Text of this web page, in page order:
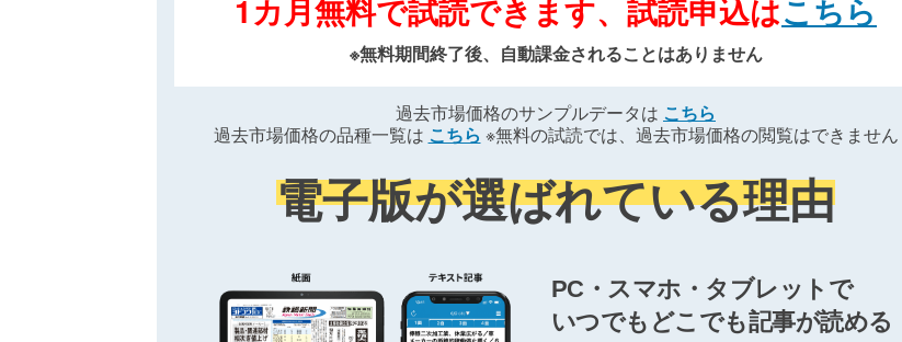
1カ月無料で試読できます、試読申込はこちら
※無料期間終了後、自動課金されることはありません
過去市場価格のサンプルデータは こちら
過去市場価格の品種一覧は こちら ※無料の試読では、過去市場価格の閲覧はできません
電子版が選ばれている理由
PC・スマホ・タブレットで
いつでもどこでも記事が読める